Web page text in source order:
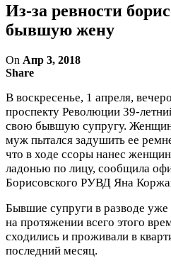
Из-за ревности
бывшую жену
On Апр 3, 2018
Share
В воскресенье, 1 апреля,
проспекту Революции 39-
свою бывшую супругу.
муж пытался задушить ее
что в ходе ссоры нанес
ладонью по лицу, сообщила
Борисовского РУВД Яна
Бывшие супруги в разводе уже
на протяжении всего этого
сходились и проживали в
последний месяц.